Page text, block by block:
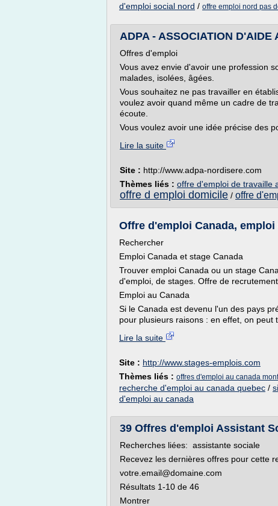
d'emploi social nord / offre emploi nord pas
ADPA - ASSOCIATION D'AIDE
Offres d'emploi
Vous avez envie d'avoir une profession
malades, isolées, âgées.
Vous souhaitez ne pas travailler en
voulez avoir quand même un cadre de
écoute.
Vous voulez avoir une idée précise des
Lire la suite
Site : http://www.adpa-nordisere.com
Thèmes liés : offre d'emploi de travaille
offre d emploi domicile / offre
Offre d'emploi Canada, emploi
Rechercher
Emploi Canada et stage Canada
Trouver emploi Canada ou un stage
d'emploi, de stages. Offre de
Emploi au Canada
Si le Canada est devenu l'un des pays
pour plusieurs raisons : en effet, on peut
Lire la suite
Site : http://www.stages-emplois.com
Thèmes liés : offres d'emploi au canada
recherche d'emploi au canada quebec /
d'emploi au canada
39 Offres d'emploi Assistant
Recherches liées: assistante sociale
Recevez les dernières offres pour cette
votre.email@domaine.com
Résultats 1-10 de 46
Montrer